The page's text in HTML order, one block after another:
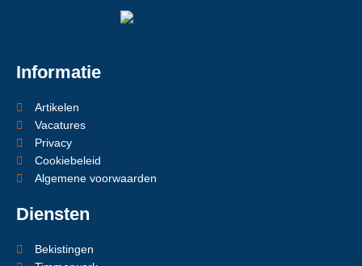
Informatie
Artikelen
Vacatures
Privacy
Cookiebeleid
Algemene voorwaarden
Diensten
Bekistingen